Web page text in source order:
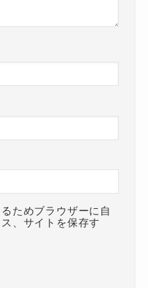
ためブラウザーに自
、サイトを保存す